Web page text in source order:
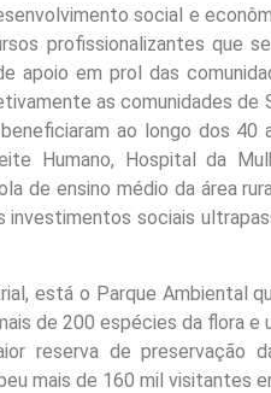
social e
profissionalizantes que
apoio em prol das
as comunidades de
ao longo dos
Humano, Hospital da
de ensino médio da área
investimentos sociais
está o Parque Ambiental
de 200 espécies da flora
reserva de preservação
mais de 160 mil visitantes